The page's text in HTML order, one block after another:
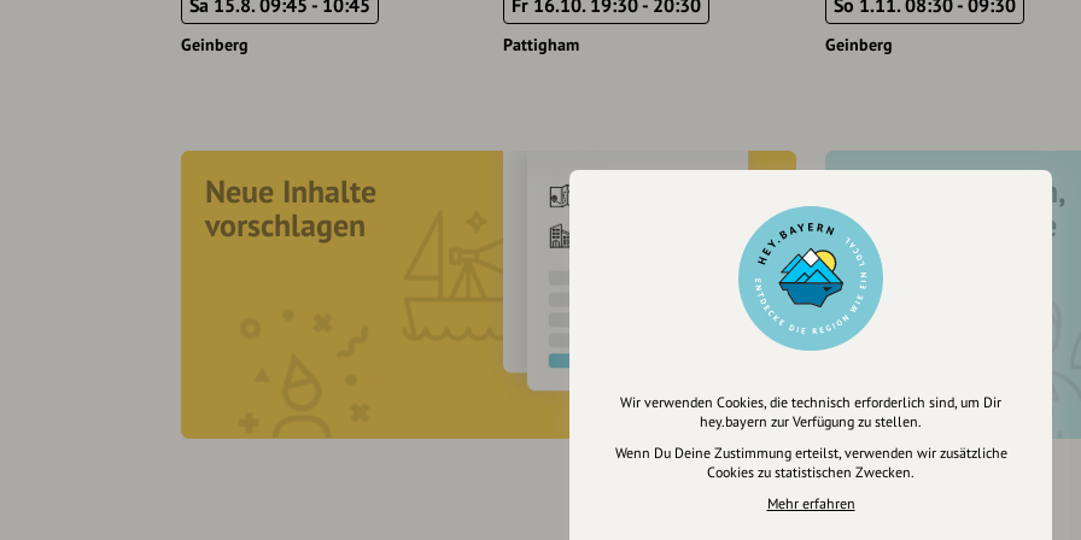
Geinberg Pattigham Geinberg
Neue Inhalte
vorschlagen
Registriere dich,
um dir Einträge
zu merken
Wir verwenden Cookies, die technisch erforderlich sind, um Dir
hey.bayern zur Verfügung zu stellen.
Wenn Du Deine Zustimmung erteilst, verwenden wir zusätzliche
Cookies zu statistischen Zwecken.
Mehr erfahren